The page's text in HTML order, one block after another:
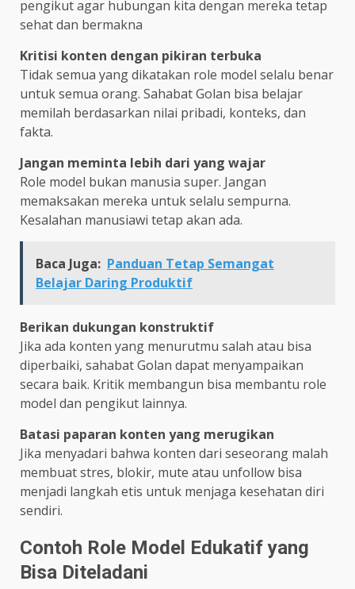
pengikut agar hubungan kita dengan mereka tetap
sehat dan bermakna
Kritisi konten dengan pikiran terbuka
Tidak semua yang dikatakan role model selalu benar
untuk semua orang. Sahabat Golan bisa belajar
memilah berdasarkan nilai pribadi, konteks, dan
fakta.
Jangan meminta lebih dari yang wajar
Role model bukan manusia super. Jangan
memaksakan mereka untuk selalu sempurna.
Kesalahan manusiawi tetap akan ada.
Baca Juga: Panduan Tetap Semangat
Belajar Daring Produktif
Berikan dukungan konstruktif
Jika ada konten yang menurutmu salah atau bisa
diperbaiki, sahabat Golan dapat menyampaikan
secara baik. Kritik membangun bisa membantu role
model dan pengikut lainnya.
Batasi paparan konten yang merugikan
Jika menyadari bahwa konten dari seseorang malah
membuat stres, blokir, mute atau unfollow bisa
menjadi langkah etis untuk menjaga kesehatan diri
sendiri.
Contoh Role Model Edukatif yang
Bisa Diteladani